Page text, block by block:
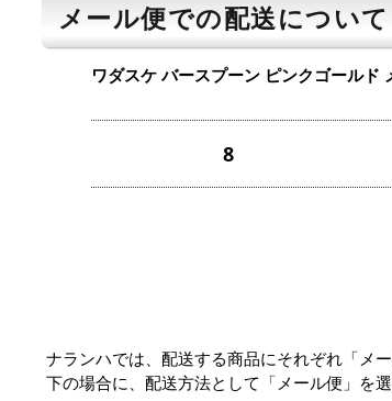
メール便での配送について
ワダスケ バースプーン ピンクゴールド
8
ナランハでは、配送する商品にそれぞれ「メ
下の場合に、配送方法として「メール便」を